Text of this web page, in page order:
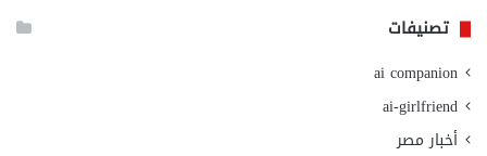
تصنيفات
ai companion
ai-girlfriend
أخبار مصر